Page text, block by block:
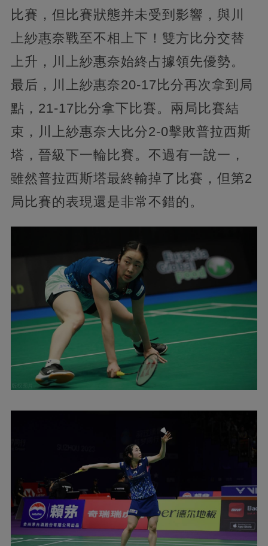
比賽，但比賽狀態并未受到影響，與川
上紗惠奈戰至不相上下！雙方比分交替
上升，川上紗惠奈始終占據領先優勢。
最后，川上紗惠奈20-17比分再次拿到局
點，21-17比分拿下比賽。兩局比賽結
束，川上紗惠奈大比分2-0擊敗普拉西斯
塔，晉級下一輪比賽。不過有一說一，
雖然普拉西斯塔最終輸掉了比賽，但第2
局比賽的表現還是非常不錯的。